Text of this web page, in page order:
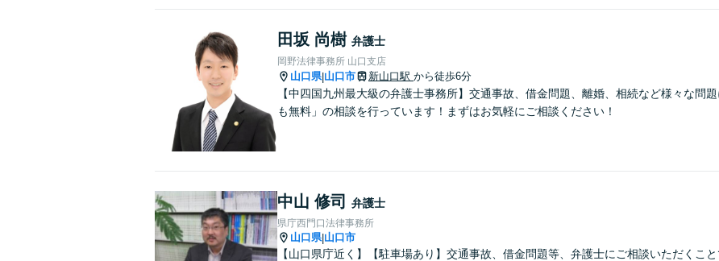
田坂 尚樹 弁護士
岡野法律事務所 山口支店
山口県|山口市 新山口駅 から徒歩6分
【中四国九州最大級の弁護士事務所】交通事故、借金問題、離婚、相続など様々な問
も無料」の相談を行っています！まずはお気軽にご相談ください！
中山 修司 弁護士
県庁西門口法律事務所
山口県|山口市
【山口県庁近く】【駐車場あり】交通事故、借金問題等、弁護士にご相談いただくこ